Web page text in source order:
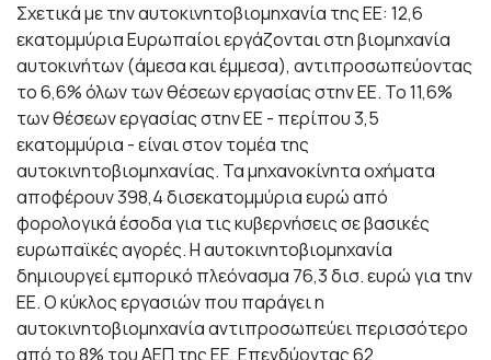
Σχετικά με την αυτοκινητοβιομηχανία της ΕΕ: 12,6
εκατομμύρια Ευρωπαίοι εργάζονται στη βιομηχανία
αυτοκινήτων (άμεσα και έμμεσα), αντιπροσωπεύοντας
το 6,6% όλων των θέσεων εργασίας στην ΕΕ. Το 11,6%
των θέσεων εργασίας στην ΕΕ - περίπου 3,5
εκατομμύρια - είναι στον τομέα της
αυτοκινητοβιομηχανίας. Τα μηχανοκίνητα οχήματα
αποφέρουν 398,4 δισεκατομμύρια ευρώ από
φορολογικά έσοδα για τις κυβερνήσεις σε βασικές
ευρωπαϊκές αγορές. Η αυτοκινητοβιομηχανία
δημιουργεί εμπορικό πλεόνασμα 76,3 δισ. ευρώ για την
ΕΕ. Ο κύκλος εργασιών που παράγει η
αυτοκινητοβιομηχανία αντιπροσωπεύει περισσότερο
από το 8% του ΑΕΠ της ΕΕ. Επενδύοντας 62